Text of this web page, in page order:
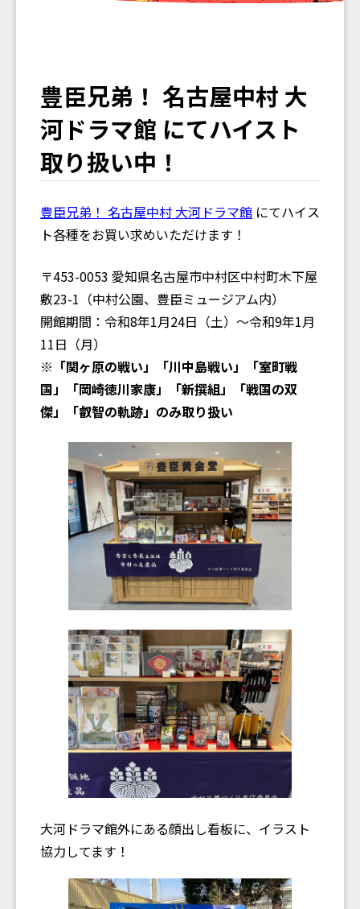
豊臣兄弟！ 名古屋中村 大
河ドラマ館 にてハイスト
取り扱い中！
豊臣兄弟！ 名古屋中村 大河ドラマ館 にてハイス
ト各種をお買い求めいただけます！
〒453-0053 愛知県名古屋市中村区中村町木下屋
敷23-1（中村公園、豊臣ミュージアム内）
開館期間：令和8年1月24日（土）～令和9年1月
11日（月）
※「関ヶ原の戦い」「川中島戦い」「室町戦
国」「岡崎徳川家康」「新撰組」「戦国の双
傑」「叡智の軌跡」のみ取り扱い
大河ドラマ館外にある顔出し看板に、イラスト
協力してます！